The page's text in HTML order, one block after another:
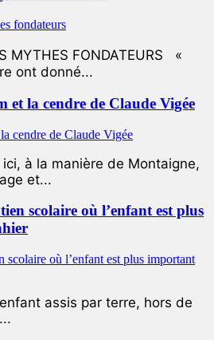
MYTHES FONDATEURS «
ont donné...
la cendre de Claude Vigée
à la manière de Montaigne,
et...
scolaire où l’enfant est plus
assis par terre, hors de